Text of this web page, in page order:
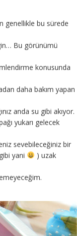
genellikle bu sürede
Bu görünümü
konusunda
daha bakım yapan
anda su gibi akıyor.
yukarı gelecek
sevebileceğiniz bir
yani
) uzak